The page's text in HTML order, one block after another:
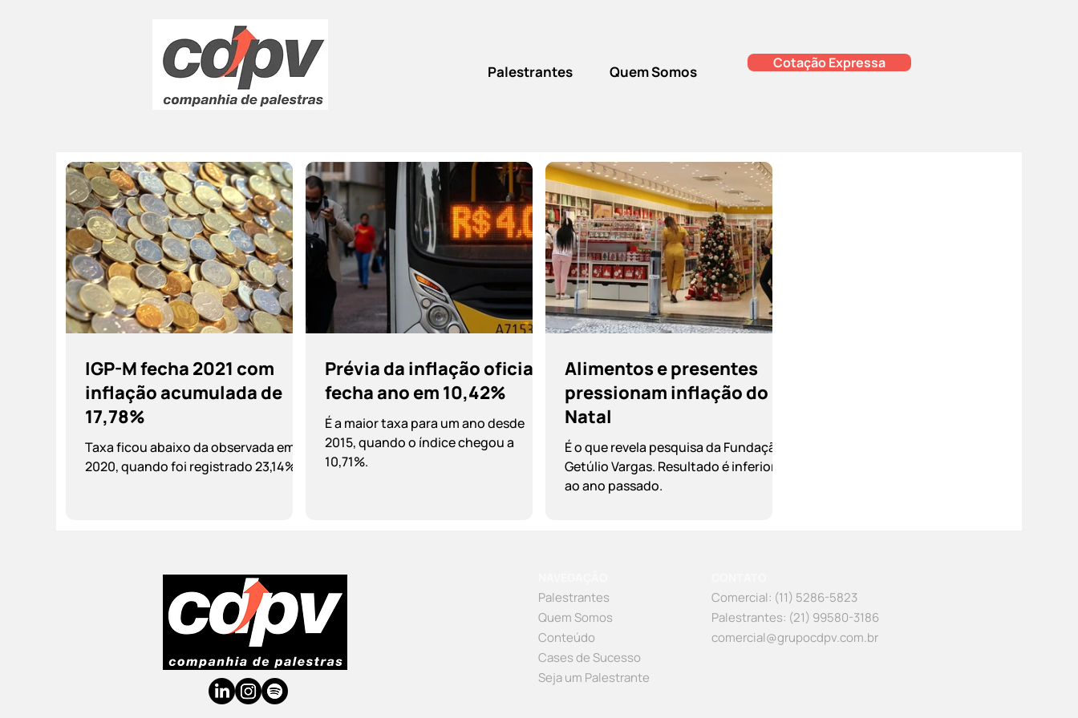
Palestrantes Quem Somos Cotação Expressa
IGP-M fecha 2021 com
inflação acumulada de
17,78%
Taxa ficou abaixo da observada em
2020, quando foi registrado 23,14%.
Prévia da inflação oficial
fecha ano em 10,42%
É a maior taxa para um ano desde
2015, quando o índice chegou a
10,71%.
Alimentos e presentes
pressionam inflação do
Natal
É o que revela pesquisa da Fundação
Getúlio Vargas. Resultado é inferior
ao ano passado.
Palestrantes
Quem Somos
Conteúdo
Cases de Sucesso
Seja um Palestrante
Comercial: (11) 5286-5823
Palestrantes: (21) 99580-3186
comercial@grupocdpv.com.br